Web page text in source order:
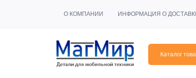
О КОМПАНИИ ИНФОРМАЦИЯ О
Каталог